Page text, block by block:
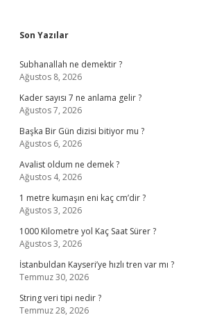
Sidebar
Son Yazılar
Subhanallah ne demektir ?
Ağustos 8, 2026
Kader sayısı 7 ne anlama gelir ?
Ağustos 7, 2026
Başka Bir Gün dizisi bitiyor mu ?
Ağustos 6, 2026
Avalist oldum ne demek ?
Ağustos 4, 2026
1 metre kumaşın eni kaç cm’dir ?
Ağustos 3, 2026
1000 Kilometre yol Kaç Saat Sürer ?
Ağustos 3, 2026
İstanbuldan Kayseri’ye hızlı tren var mı ?
Temmuz 30, 2026
String veri tipi nedir ?
Temmuz 28, 2026